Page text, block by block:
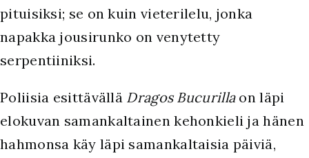
pituisiksi; se on kuin vieterilelu, jonka
napakka jousirunko on venytetty
serpentiiniksi.
Poliisia esittävällä Dragos Bucurillaon läpi
elokuvan samankaltainen kehonkieli ja hänen
hahmonsa käy läpi samankaltaisia päiviä,